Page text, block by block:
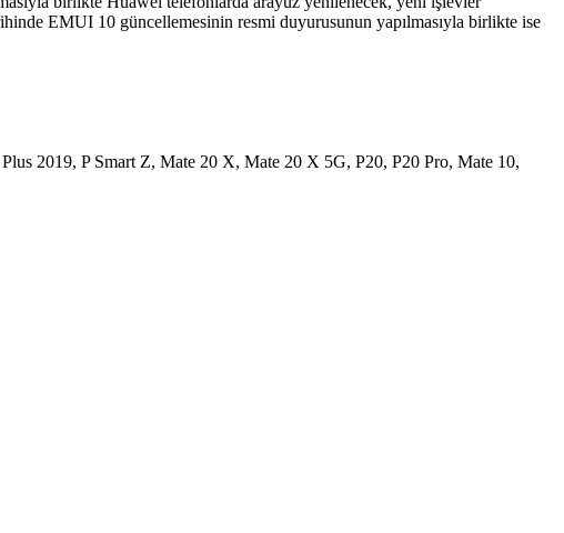
EMUI 10 güncellemesinin resmi duyurusunun yapılmasıyla birlikte ise
2019, P Smart Z, Mate 20 X, Mate 20 X 5G, P20, P20 Pro, Mate 10,